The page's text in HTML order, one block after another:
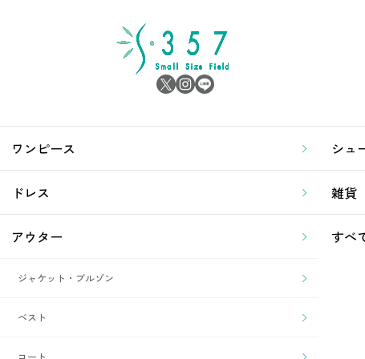
ワンピース
ドレス
アウター
ジャケット・ブルゾン
ベスト
コート
シュ
雑貨
すべ